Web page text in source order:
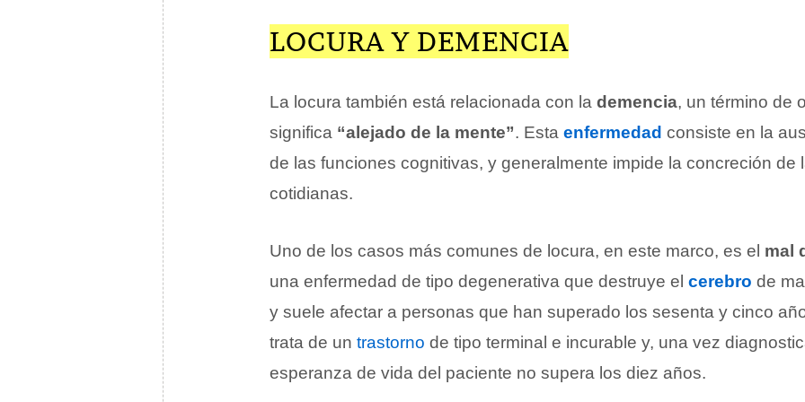
LOCURA Y DEMENCIA
La locura también está relacionada con la demencia, un término de
significa “alejado de la mente”. Esta enfermedad consiste en la
de las funciones cognitivas, y generalmente impide la concreción de
cotidianas.
Uno de los casos más comunes de locura, en este marco, es el mal
una enfermedad de tipo degenerativa que destruye el cerebro de
y suele afectar a personas que han superado los sesenta y cinco
trata de un trastorno de tipo terminal e incurable y, una vez
esperanza de vida del paciente no supera los diez años.